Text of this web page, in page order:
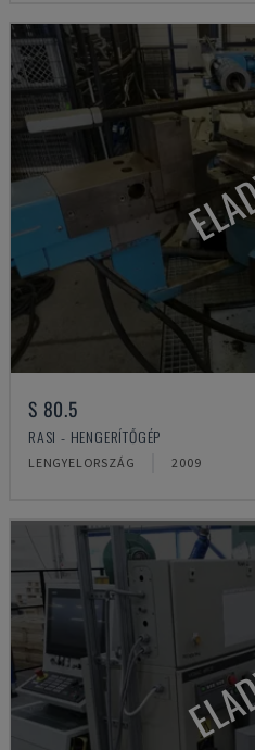
S 80.5
RASI - HENGERÍTŐGÉP
LENGYELORSZÁG 2009